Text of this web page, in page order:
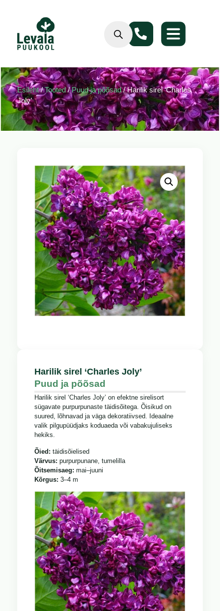
Esileht/Tooted/Puud ja põõsad/ Harilik sirel ‘Charles
Joly’
Harilik sirel ‘Charles Joly’
Puud ja põõsad
Harilik sirel ‘Charles Joly’ on efektne sirelisort
sügavate purpurpunaste täidisõitega. Õisikud on
suured, lõhnavad ja väga dekoratiivsed. Ideaalne
valik pilgupüüdjaks koduaeda või vabakujuliseks
hekiks.
Õied: täidisõielised
Värvus: purpurpunane, tumelilla
Õitsemisaeg: mai–juuni
Kõrgus: 3–4 m